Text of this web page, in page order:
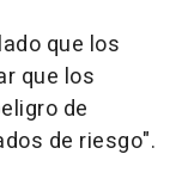
que los
que los
de
de riesgo".